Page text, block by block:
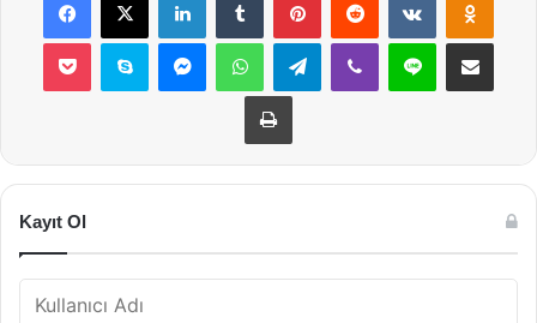
Pocket Skype MessengerWhatsAppTelegramViber Line E-Posta ile
Yazdır
Kayıt Ol